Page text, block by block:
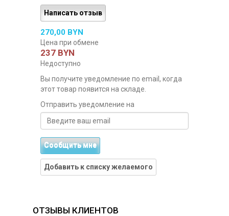
Написать отзыв
270,00 BYN
Цена при обмене
237 BYN
Недоступно
Вы получите уведомление по email, когда
этот товар появится на складе.
Отправить уведомление на
Сообщить мне
Добавить к списку желаемого
ОТЗЫВЫ КЛИЕНТОВ